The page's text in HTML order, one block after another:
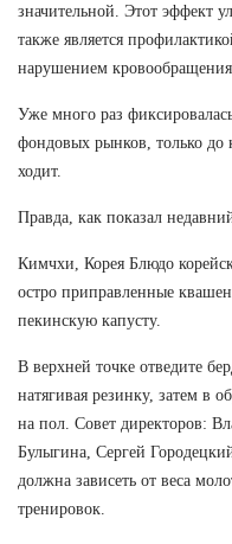
значительной. Этот эффект
также является
нарушением кровообращения.
Уже много раз
фондовых рынков, только до
ходит.
Правда, как показал
Кимчхи, Корея Блюдо
остро приправленные
пекинскую капусту.
В верхней точке отведите
натягивая резинку, затем в
на пол. Совет директоров:
Булыгина, Сергей
должна зависеть от веса
тренировок.